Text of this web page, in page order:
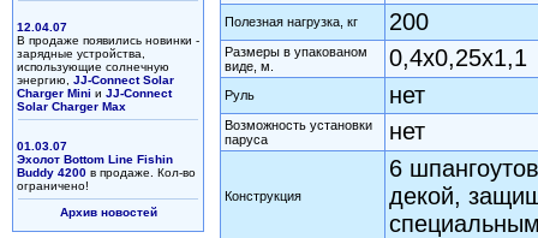
12.04.07
В продаже появились новинки -
зарядные устройства,
использующие солнечную
энергию, JJ-Connect Solar
Charger Mini и JJ-Connect
Solar Charger Max
01.03.07
Эхолот Bottom Line Fishin
Buddy 4200 в продаже. Кол-во
ограничено!
Архив новостей
Полезная нагрузка, кг 200
Размеры в упакованом
виде, м.
0,4х0,25х1,1
Руль нет
Возможность установки
паруса
нет
Конструкция
6
декой,